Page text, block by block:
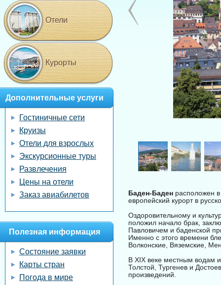
Баден-Баден расположен
европейский курорт в
Оздоровительному и
положил начало брак,
Павловичем и баденской
Именно с этого времени
Волконские, Вяземские,
В XIX веке местным водам
Толстой, Тургенев и
произведений.
Отели
Курорты
Дополнительные услуги
Гостиничные сети
Круизы
Отели для взрослых
Экскурсионные туры
Развлечения
Цены на отели
Заказ авиабилетов
Полезная информация
Состояние заявки
Карты стран
Погода в мире